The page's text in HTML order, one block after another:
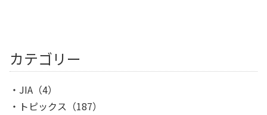
カテゴリー
JIA （4）
トピックス （187）